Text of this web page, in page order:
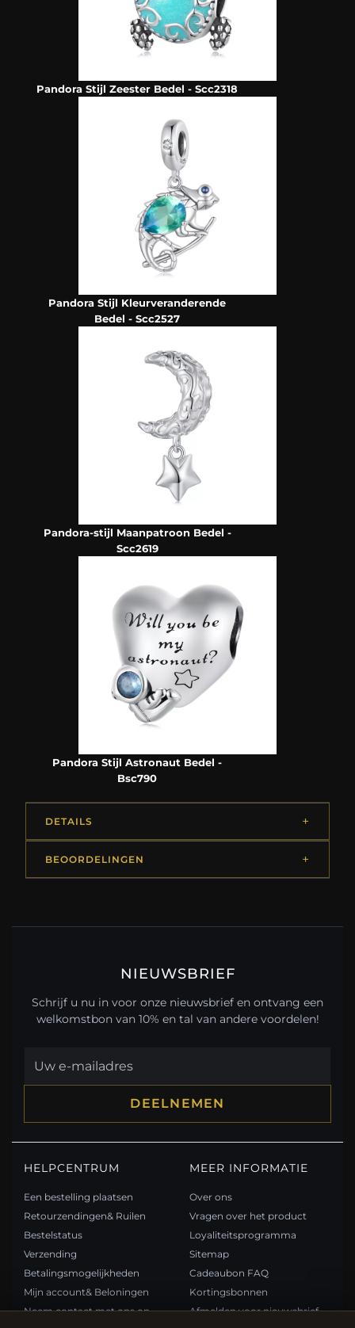
Pandora Stijl Zeester Bedel - Scc2318
Pandora Stijl Kleurveranderende
Bedel - Scc2527
Pandora-stijl Maanpatroon Bedel -
Scc2619
Pandora Stijl Astronaut Bedel -
Bsc790
DETAILS
BEOORDELINGEN
NIEUWSBRIEF
Schrijf u nu in voor onze nieuwsbrief en ontvang een
welkomstbon van 10% en tal van andere voordelen!
DEELNEMEN
HELPCENTRUM
Een bestelling plaatsen
Retourzendingen& Ruilen
Bestelstatus
Verzending
Betalingsmogelijkheden
Mijn account& Beloningen
Neem contact met ons op
MEER INFORMATIE
Over ons
Vragen over het product
Loyaliteitsprogramma
Sitemap
Cadeaubon FAQ
Kortingsbonnen
Afmelden voor nieuwsbrief